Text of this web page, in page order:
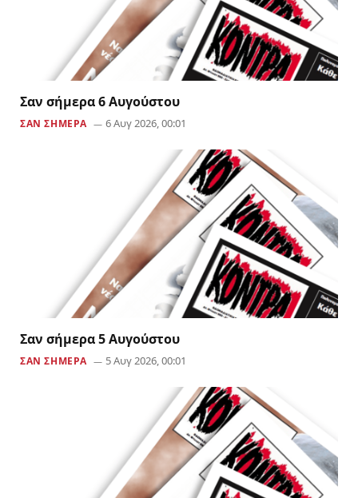
Σαν σήμερα 6 Αυγούστου
ΣΑΝ ΣΗΜΕΡΑ 6 Αυγ 2026, 00:01
Σαν σήμερα 5 Αυγούστου
ΣΑΝ ΣΗΜΕΡΑ 5 Αυγ 2026, 00:01